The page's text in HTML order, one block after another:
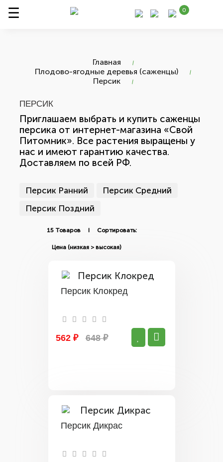
0
Главная
Плодово-ягодные деревья (саженцы)
Персик
ПЕРСИК
Приглашаем выбрать и купить саженцы
персика от интернет-магазина «Свой
Питомник». Все растения выращены у
нас и имеют гарантию качества.
Доставляем по всей РФ.
Персик Ранний
Персик Средний
Персик Поздний
15 Товаров I Сортировать:
Персик Клокред
562 ₽ 648 ₽
Персик Дикрас